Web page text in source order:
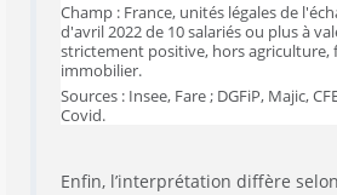
Champ : France, unités légales de
d'avril 2022 de 10 salariés ou plus à
strictement positive, hors agriculture,
immobilier.
Sources : Insee, Fare ; DGFiP, Majic,
Covid.
Enfin, l’interprétation diffère